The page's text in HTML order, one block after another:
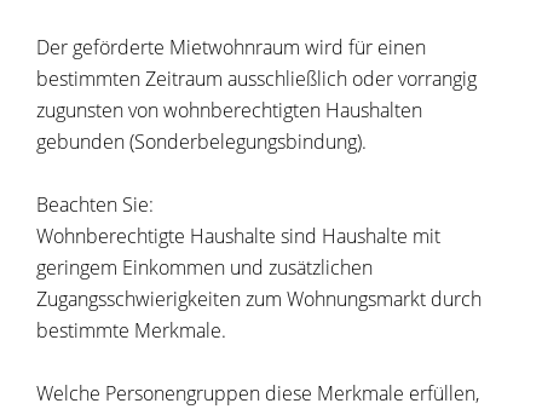
Der geförderte Mietwohnraum wird für einen
bestimmten Zeitraum ausschließlich oder vorrangig
zugunsten von wohnberechtigten Haushalten
gebunden (Sonderbelegungsbindung).
Beachten Sie:
Wohnberechtigte Haushalte sind Haushalte mit
geringem Einkommen und zusätzlichen
Zugangsschwierigkeiten zum Wohnungsmarkt durch
bestimmte Merkmale.
Welche Personengruppen diese Merkmale erfüllen,